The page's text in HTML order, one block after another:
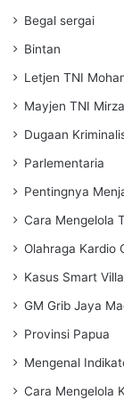
Begal sergai
Bintan
Letjen TNI
Mayjen TNI
Dugaan
Parlementaria
Pentingnya
Cara Mengelola
Olahraga Kardio
Kasus Smart
GM Grib Jaya
Provinsi Papua
Mengenal
Cara Mengelola